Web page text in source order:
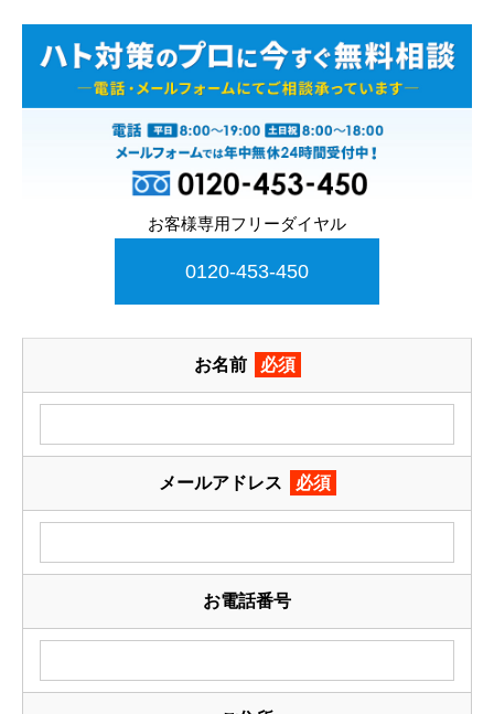
お客様専用フリーダイヤル
0120-453-450
お名前 必須
メールアドレス 必須
お電話番号